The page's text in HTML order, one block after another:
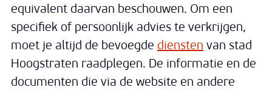
equivalent daarvan beschouwen. Om een
specifiek of persoonlijk advies te verkrijgen,
moet je altijd de bevoegde diensten van stad
Hoogstraten raadplegen. De informatie en de
documenten die via de website en andere